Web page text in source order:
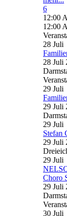
6
12:00
12:00
28 Juli
28 Juli
29 Juli
29 Juli
29 Juli
Stefan
29 Juli
29 Juli
Choro
29 Juli
30 Juli